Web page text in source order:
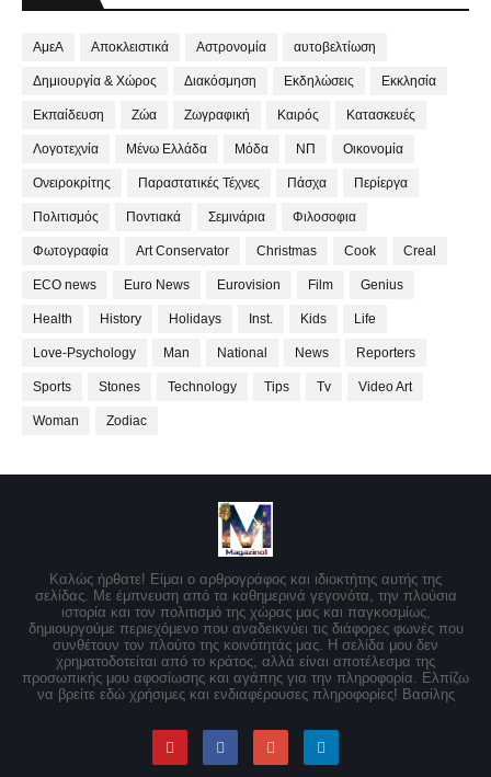
ΑμεΑ Αποκλειστικά Αστρονομία αυτοβελτίωση
Δημιουργία & Χώρος Διακόσμηση Εκδηλώσεις Εκκλησία
Εκπαίδευση Ζώα Ζωγραφική Καιρός Κατασκευές
Λογοτεχνία Μένω Ελλάδα Μόδα ΝΠ Οικονομία
Ονειροκρίτης Παραστατικές Τέχνες Πάσχα Περίεργα
Πολιτισμός Ποντιακά Σεμινάρια Φιλοσοφια
Φωτογραφία Art Conservator Christmas Cook Creal
ECO news Euro News Eurovision Film Genius
Health History Holidays Inst. Kids Life
Love-Psychology Man National News Reporters
Sports Stones Technology Tips Tv Video Art
Woman Zodiac
Καλώς ήρθατε! Είμαι ο αρθρογράφος και ιδιοκτήτης αυτής της
σελίδας. Με έμπνευση από τα καθημερινά γεγονότα, την πλούσια
ιστορία και τον πολιτισμό της χώρας μας και παγκοσμίως,
δημιουργούμε περιεχόμενο που αναδεικνύει τις διάφορες φωνές που
συνθέτουν τον πλούτο της κοινότητάς μας. Η σελίδα μου δεν
χρηματοδοτείται από το κράτος, αλλά είναι αποτέλεσμα της
προσωπικής μου αφοσίωσης και αγάπης για την πληροφορία. Ελπίζω
να βρείτε εδώ χρήσιμες και ενδιαφέρουσες πληροφορίες! Βασίλης